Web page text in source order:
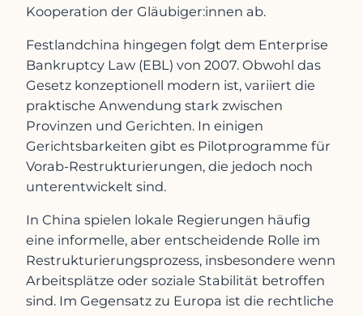
Kooperation der Gläubiger:innen ab.
Festlandchina hingegen folgt dem Enterprise
Bankruptcy Law (EBL) von 2007. Obwohl das
Gesetz konzeptionell modern ist, variiert die
praktische Anwendung stark zwischen
Provinzen und Gerichten. In einigen
Gerichtsbarkeiten gibt es Pilotprogramme für
Vorab-Restrukturierungen, die jedoch noch
unterentwickelt sind.
In China spielen lokale Regierungen häufig
eine informelle, aber entscheidende Rolle im
Restrukturierungsprozess, insbesondere wenn
Arbeitsplätze oder soziale Stabilität betroffen
sind. Im Gegensatz zu Europa ist die rechtliche